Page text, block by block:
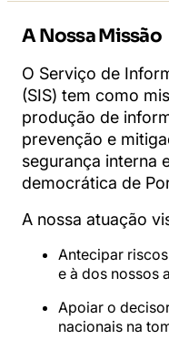
A Nossa Missão
O Serviço de
(SIS) tem como
produção de
prevenção e
segurança interna
democrática de
A nossa atuação
Antecipar
e à dos nossos
Apoiar o
nacionais na